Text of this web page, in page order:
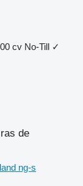
cv No-Till ✓
de